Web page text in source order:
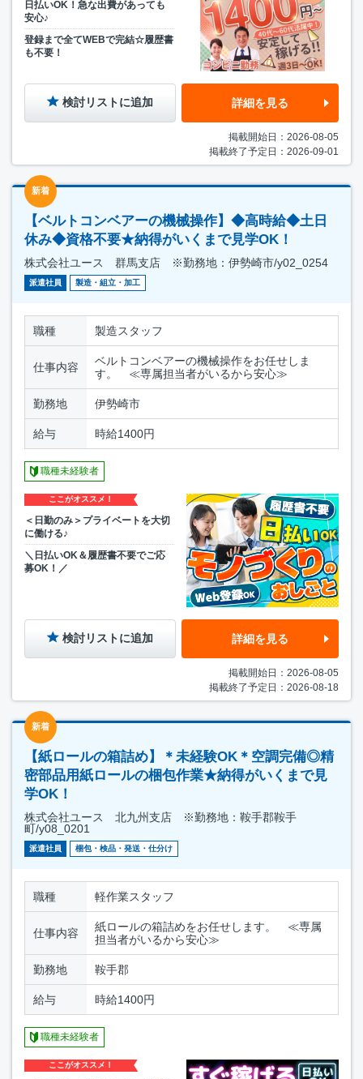
日払いOK！急な出費があっても
安心♪
登録まで全てWEBで完結☆履歴書
も不要！
検討リストに追加 詳細を見る
掲載開始日：2026-08-05
掲載終了予定日：2026-09-01
新着
【ベルトコンベアーの機械操作】◆高時給◆土日
休み◆資格不要★納得がいくまで見学OK！
株式会社ユース 群馬支店 ※勤務地：伊勢崎市/y02_0254
派遣社員 製造・組立・加工
職種 製造スタッフ
仕事内容
ベルトコンベアーの機械操作をお任せしま
す。 ≪専属担当者がいるから安心≫
勤務地 伊勢崎市
給与 時給1400円
職種未経験者
ここがオススメ！
＜日勤のみ＞プライベートを大切
に働ける♪
＼日払いOK＆履歴書不要でご応
募OK！／
検討リストに追加 詳細を見る
掲載開始日：2026-08-05
掲載終了予定日：2026-08-18
新着
【紙ロールの箱詰め】＊未経験OK＊空調完備◎精
密部品用紙ロールの梱包作業★納得がいくまで見
学OK！
株式会社ユース 北九州支店 ※勤務地：鞍手郡鞍手
町/y08_0201
派遣社員 梱包・検品・発送・仕分け
職種 軽作業スタッフ
仕事内容
紙ロールの箱詰めをお任せします。 ≪専属
担当者がいるから安心≫
勤務地 鞍手郡
給与 時給1400円
職種未経験者
ここがオススメ！